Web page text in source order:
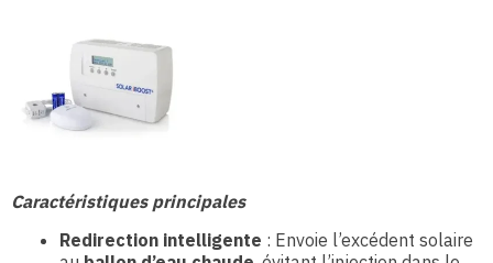
Caractéristiques principales
Redirection intelligente : Envoie l’excédent solaire